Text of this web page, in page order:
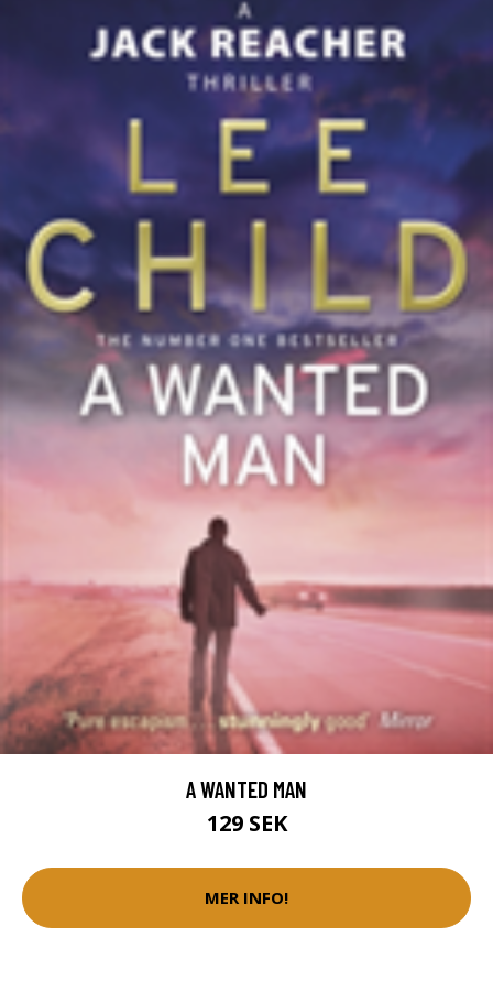
A WANTED MAN
129 SEK
MER INFO!